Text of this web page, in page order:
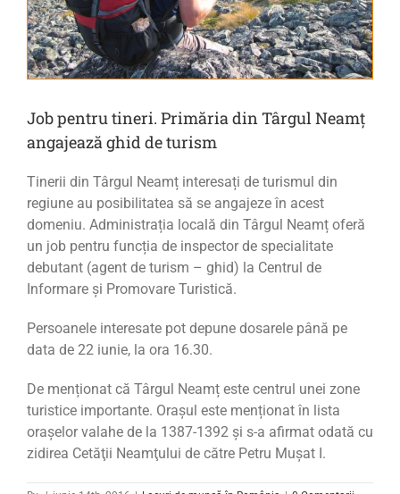
Job pentru tineri. Primăria din Târgul Neamț
angajează ghid de turism
Tinerii din Târgul Neamț interesați de turismul din
regiune au posibilitatea să se angajeze în acest
domeniu. Administrația locală din Târgul Neamț oferă
un job pentru funcția de inspector de specialitate
debutant (agent de turism – ghid) la Centrul de
Informare și Promovare Turistică.
Persoanele interesate pot depune dosarele până pe
data de 22 iunie, la ora 16.30.
De menționat că Târgul Neamț este centrul unei zone
turistice importante. Orașul este menționat în lista
oraşelor valahe de la 1387-1392 și s-a afirmat odată cu
zidirea Cetăţii Neamţului de către Petru Muşat I.